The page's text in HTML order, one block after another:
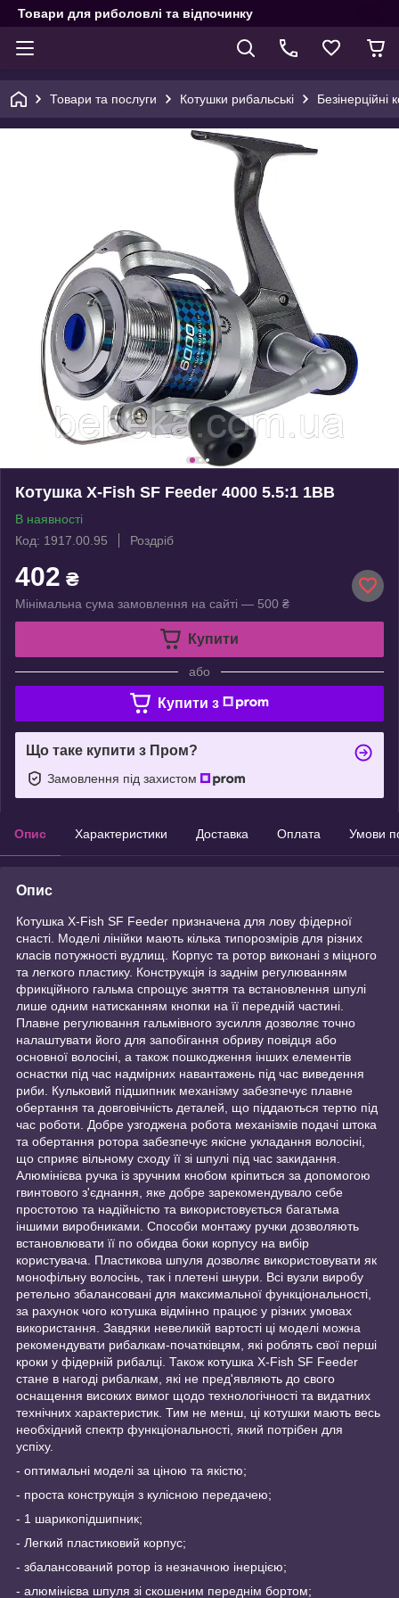
Товари для риболовлі та відпочинку
Товари та послуги Котушки рибальські Безінерційні
Котушка X-Fish SF Feeder 4000 5.5:1 1BB
В наявності
Код: 1917.00.95
Роздріб
402 ₴
Мінімальна сума замовлення на сайті — 500 ₴
Купити
або
Купити з
Що таке купити з Пром?
Замовлення під захистом
Опис Характеристики Доставка Оплата Умови
Опис
Котушка X-Fish SF Feeder призначена для лову фідерної
снасті. Моделі лінійки мають кілька типорозмірів для різних
класів потужності вудлищ. Корпус та ротор виконані з міцного
та легкого пластику. Конструкція із заднім регулюванням
фрикційного гальма спрощує зняття та встановлення шпулі
лише одним натисканням кнопки на її передній частині.
Плавне регулювання гальмівного зусилля дозволяє точно
налаштувати його для запобігання обриву повідця або
основної волосіні, а також пошкодження інших елементів
оснастки під час надмірних навантажень під час виведення
риби. Кульковий підшипник механізму забезпечує плавне
обертання та довговічність деталей, що піддаються тертю під
час роботи. Добре узгоджена робота механізмів подачі штока
та обертання ротора забезпечує якісне укладання волосіні,
що сприяє вільному сходу її зі шпулі під час закидання.
Алюмінієва ручка із зручним кнобом кріпиться за допомогою
гвинтового з'єднання, яке добре зарекомендувало себе
простотою та надійністю та використовується багатьма
іншими виробниками. Способи монтажу ручки дозволяють
встановлювати її по обидва боки корпусу на вибір
користувача. Пластикова шпуля дозволяє використовувати як
монофільну волосінь, так і плетені шнури. Всі вузли виробу
ретельно збалансовані для максимальної функціональності,
за рахунок чого котушка відмінно працює у різних умовах
використання. Завдяки невеликій вартості ці моделі можна
рекомендувати рибалкам-початківцям, які роблять свої перші
кроки у фідерній рибалці. Також котушка X-Fish SF Feeder
стане в нагоді рибалкам, які не пред'являють до свого
оснащення високих вимог щодо технологічності та видатних
технічних характеристик. Тим не менш, ці котушки мають весь
необхідний спектр функціональності, який потрібен для
успіху.
- оптимальні моделі за ціною та якістю;
- проста конструкція з кулісною передачею;
- 1 шарикопідшипник;
- Легкий пластиковий корпус;
- збалансований ротор із незначною інерцією;
- алюмінієва шпуля зі скошеним переднім бортом;